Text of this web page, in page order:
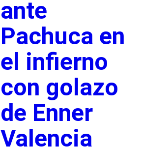
ante
Pachuca en
el infierno
con golazo
de Enner
Valencia